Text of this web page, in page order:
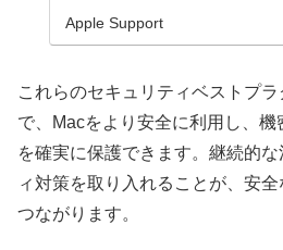
Apple Support
これらのセキュリティベストプ
で、Macをより安全に利用し、
を確実に保護できます。継続的
ィ対策を取り入れることが、安
つながります。